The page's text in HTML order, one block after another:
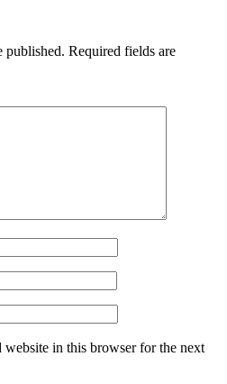
published. Required fields are
website in this browser for the next